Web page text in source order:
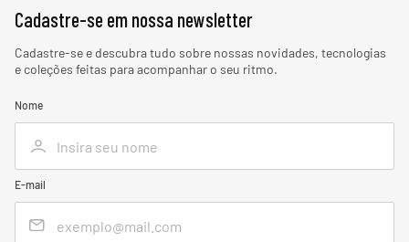
Cadastre-se em nossa newsletter
Cadastre-se e descubra tudo sobre nossas novidades, tecnologias
e coleções feitas para acompanhar o seu ritmo.
Nome
E-mail